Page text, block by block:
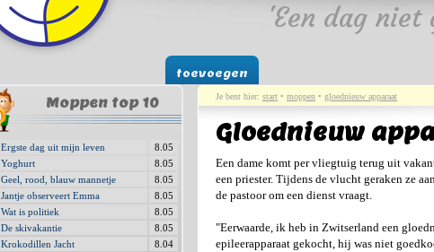
toevoegen
'Een dag
Moppen top 10
Ergste dag uit mijn leven
8.05
Yoghurt
8.05
Geel, rood, blauw mannetje
8.05
Jantje observeert Emma
8.05
Wat is politiek
8.05
De skivakantie
8.05
Krokodillen Jacht
8.04
Je bent hier: start • moppen • gloednieuw apparaat
Gloednieuw
Een dame komt per vliegtuig terug uit
een priester. Tijdens de vlucht geraken ze
de pastoor om een dienst vraagt.
"Eerwaarde, ik heb in Zwitserland een
epileerapparaat gekocht, hij was niet